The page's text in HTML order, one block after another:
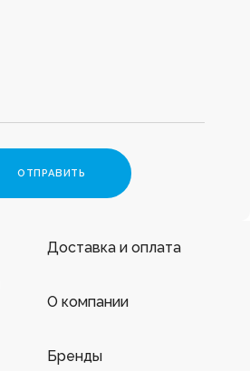
Доставка и оплата
О компании
Бренды